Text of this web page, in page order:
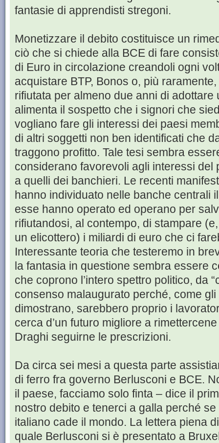
fantasie di apprendisti stregoni.
Monetizzare il debito costituisce un
ciò che si chiede alla BCE di fare
di Euro in circolazione creandoli ogni
acquistare BTP, Bonos o, più
rifiutata per almeno due anni di
alimenta il sospetto che i signori che
vogliano fare gli interessi dei paesi
di altri soggetti non ben identificati che
traggono profitto. Tale tesi sembra
considerano favorevoli agli interessi del
a quelli dei banchieri. Le recenti
hanno individuato nelle banche centrali
esse hanno operato ed operano per
rifiutandosi, al contempo, di stampare
un elicottero) i miliardi di euro che ci
Interessante teoria che testeremo in
la fantasia in questione sembra essere
che coprono l’intero spettro politico, da
consenso malaugurato perché, come
dimostrano, sarebbero proprio i
cerca d’un futuro migliore a
Draghi seguirne le prescrizioni.
Da circa sei mesi a questa parte
di ferro fra governo Berlusconi e BCE.
il paese, facciamo solo finta – dice il
nostro debito e tenerci a galla perché
italiano cade il mondo. La lettera piena
quale Berlusconi si è presentato a